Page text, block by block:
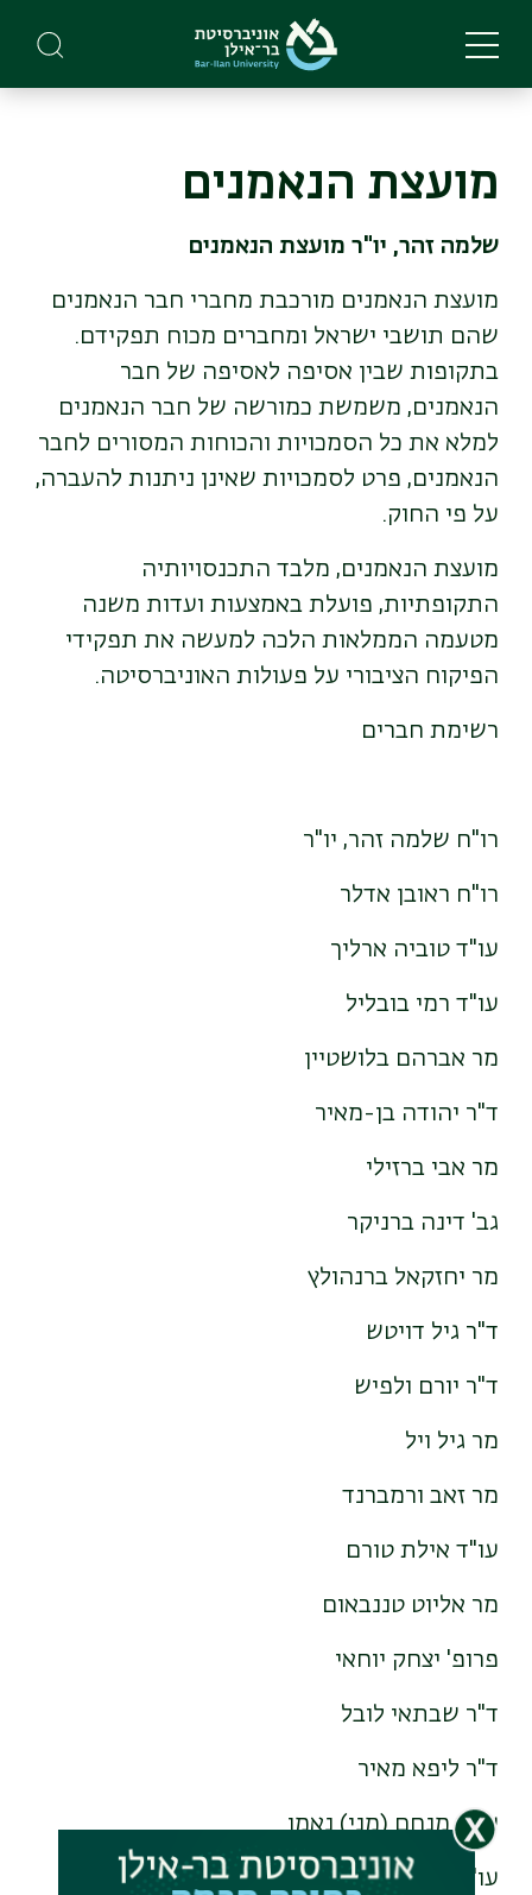
main
מועצת הנאמנים
שלמה זהר, יו"ר מועצת הנאמנים
מועצת הנאמנים מורכבת מחברי חבר הנאמנים
שהם תושבי ישראל ומחברים מכוח תפקידם.
בתקופות שבין אסיפה לאסיפה של חבר
הנאמנים, משמשת כמורשה של חבר הנאמנים
למלא את כל הסמכויות והכוחות המסורים לחבר
הנאמנים, פרט לסמכויות שאינן ניתנות להעברה,
על פי החוק.
מועצת הנאמנים, מלבד התכנסויותיה
התקופתיות, פועלת באמצעות ועדות משנה
מטעמה הממלאות הלכה למעשה את תפקידי
הפיקוח הציבורי על פעולות האוניברסיטה.
רשימת חברים
רו"ח שלמה זהר, יו"ר
רו"ח ראובן אדלר
עו"ד טוביה ארליך
עו"ד רמי בובליל
מר אברהם בלושטיין
ד"ר יהודה בן-מאיר
מר אבי ברזילי
גב' דינה ברניקר
מר יחזקאל ברנהולץ
ד"ר גיל דויטש
ד"ר יורם ולפיש
מר גיל ויל
מר זאב ורמברנד
עו"ד אילת טורם
מר אליוט טננבאום
פרופ' יצחק יוחאי
ד"ר שבתאי לובל
ד"ר ליפא מאיר
עו"ד מנחם (מני) נאמן
עו"ד משה נוה